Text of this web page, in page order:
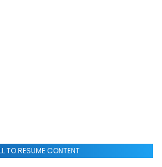
TO RESUME CONTENT